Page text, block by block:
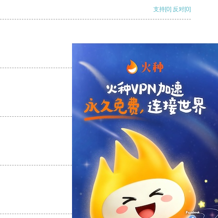
支持[0] 反对[0]
支持 [0] 反对[0]
支持[0] 反对
支持[0] 反对[0]